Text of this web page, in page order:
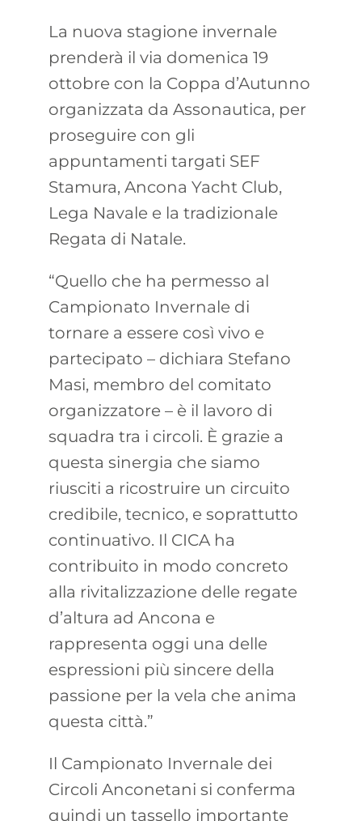
La nuova stagione invernale
prenderà il via domenica 19
ottobre con la Coppa d’Autunno
organizzata da Assonautica, per
proseguire con gli
appuntamenti targati SEF
Stamura, Ancona Yacht Club,
Lega Navale e la tradizionale
Regata di Natale.
“Quello che ha permesso al
Campionato Invernale di
tornare a essere così vivo e
partecipato – dichiara Stefano
Masi, membro del comitato
organizzatore – è il lavoro di
squadra tra i circoli. È grazie a
questa sinergia che siamo
riusciti a ricostruire un circuito
credibile, tecnico, e soprattutto
continuativo. Il CICA ha
contribuito in modo concreto
alla rivitalizzazione delle regate
d’altura ad Ancona e
rappresenta oggi una delle
espressioni più sincere della
passione per la vela che anima
questa città.”
Il Campionato Invernale dei
Circoli Anconetani si conferma
quindi un tassello importante